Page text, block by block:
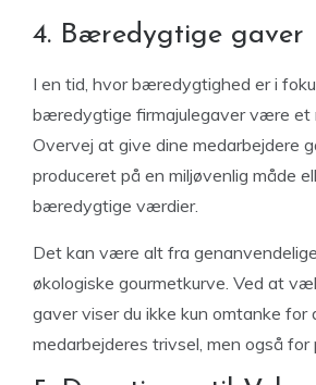
4. Bæredygtige gaver
I en tid, hvor bæredygtighed er i
bæredygtige firmajulegaver være et
Overvej at give dine medarbejdere
produceret på en miljøvenlig måde
bæredygtige værdier.
Det kan være alt fra
økologiske gourmetkurve. Ved at
gaver viser du ikke kun omtanke for
medarbejderes trivsel, men også for